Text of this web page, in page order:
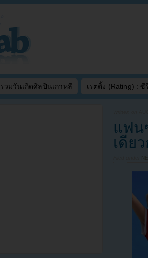
รวมวันเกิดศิลปินเกาหลี เรตติ้ง (Rating) : ซี
แฟน
เดีย